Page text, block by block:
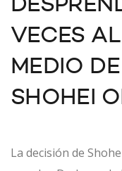
VECES
MEDIO
SHOHEI
La decisión de